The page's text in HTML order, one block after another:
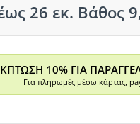
26 εκ. Βάθος
10% ΓΙΑ
Για πληρωμές μέσω κάρτας,